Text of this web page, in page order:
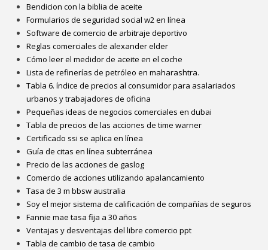
Bendicion con la biblia de aceite
Formularios de seguridad social w2 en línea
Software de comercio de arbitraje deportivo
Reglas comerciales de alexander elder
Cómo leer el medidor de aceite en el coche
Lista de refinerías de petróleo en maharashtra.
Tabla 6. índice de precios al consumidor para asalariados
urbanos y trabajadores de oficina
Pequeñas ideas de negocios comerciales en dubai
Tabla de precios de las acciones de time warner
Certificado ssi se aplica en línea
Guía de citas en línea subterránea
Precio de las acciones de gaslog
Comercio de acciones utilizando apalancamiento
Tasa de 3 m bbsw australia
Soy el mejor sistema de calificación de compañías de seguros
Fannie mae tasa fija a 30 años
Ventajas y desventajas del libre comercio ppt
Tabla de cambio de tasa de cambio